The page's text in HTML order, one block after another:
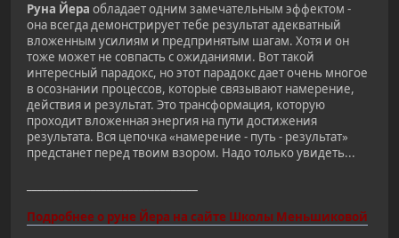
Руна Йера обладает одним замечательным эффектом -
она всегда демонстрирует тебе результат адекватный
вложенным усилиям и предпринятым шагам. Хотя и он
тоже может не совпасть с ожиданиями. Вот такой
интересный парадокс, но этот парадокс дает очень многое
в осознании процессов, которые связывают намерение,
действия и результат. Это трансформация, которую
проходит вложенная энергия на пути достижения
результата. Вся цепочка «намерение - путь - результат»
предстанет перед твоим взором. Надо только увидеть...
Подробнее о руне Йера на сайте Школы Меньшиковой